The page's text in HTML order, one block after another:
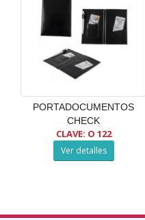
PORTADOCUMENTOS
CHECK
CLAVE: O 122
Ver detalles